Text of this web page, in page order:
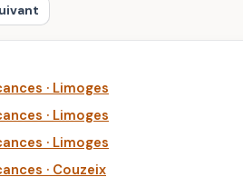
· Limoges
· Limoges
· Limoges
· Couzeix